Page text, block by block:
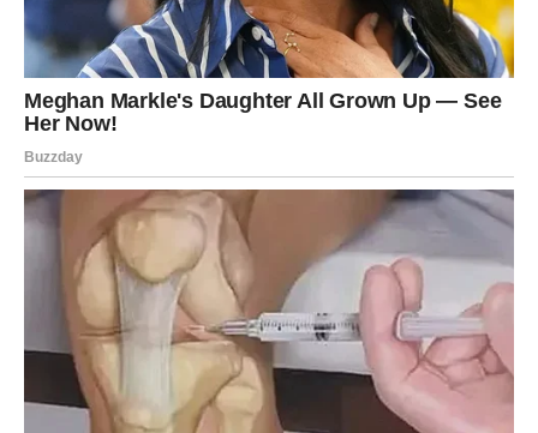
Posluživanje
Ćufte poslužite tople uz pripremljenisos
kao dodatak.
Uz to, možete dodati zelenu salatu, krompir pire ili